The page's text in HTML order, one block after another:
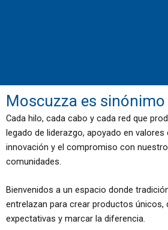
Moscuzza es
Cada hilo, cada cabo y cada red que
legado de liderazgo, apoyado en
innovación y el compromiso con
comunidades.
Bienvenidos a un espacio donde
entrelazan para crear productos únicos,
expectativas y marcar la diferencia.